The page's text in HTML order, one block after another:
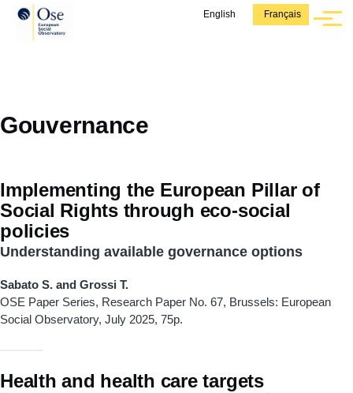
Aller au contenu principal English Français
Menu
Gouvernance
Implementing the European Pillar of
Social Rights through eco-social
policies
Understanding available governance options
Sabato S. and Grossi T.
OSE Paper Series, Research Paper No. 67, Brussels: European
Social Observatory, July 2025, 75p.
Health and health care targets